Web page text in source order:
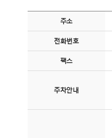
주소
전화번호
팩스
주차안내